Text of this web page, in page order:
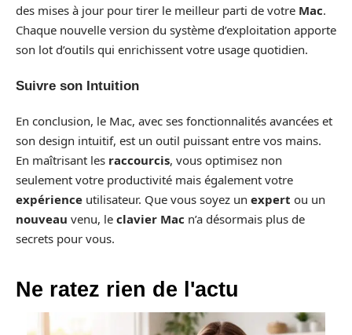
des mises à jour pour tirer le meilleur parti de votre Mac.
Chaque nouvelle version du système d’exploitation apporte
son lot d’outils qui enrichissent votre usage quotidien.
Suivre son Intuition
En conclusion, le Mac, avec ses fonctionnalités avancées et
son design intuitif, est un outil puissant entre vos mains.
En maîtrisant les raccourcis, vous optimisez non
seulement votre productivité mais également votre
expérience utilisateur. Que vous soyez un expert ou un
nouveau venu, le clavier Mac n’a désormais plus de
secrets pour vous.
Ne ratez rien de l'actu